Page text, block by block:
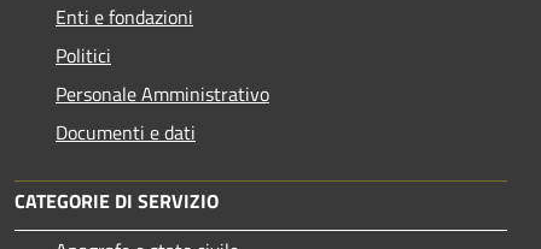
Enti e fondazioni
Politici
Personale Amministrativo
Documenti e dati
CATEGORIE DI SERVIZIO